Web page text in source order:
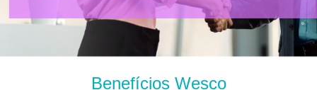
Benefícios Wesco